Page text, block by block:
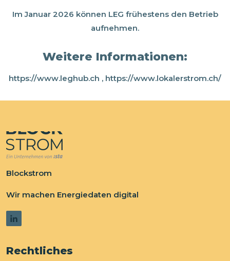
Im Januar 2026 können LEG frühestens den Betrieb
aufnehmen.
Weitere Informationen:
https://www.leghub.ch , https://www.lokalerstrom.ch/
Blockstrom
Wir machen Energiedaten digital
Rechtliches